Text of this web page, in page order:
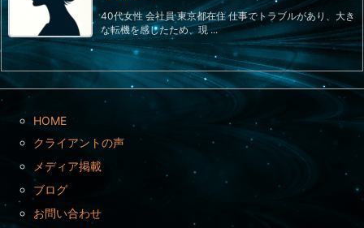
40代女性 会社員 東京都在住 仕事でトラブルがあり、大き
な転機を感じたため、現 ...
HOME
クライアントの声
メディア掲載
ブログ
お問い合わせ